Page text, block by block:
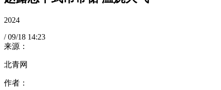
2024
/ 09/18 14:23
来源：
北青网
作者：